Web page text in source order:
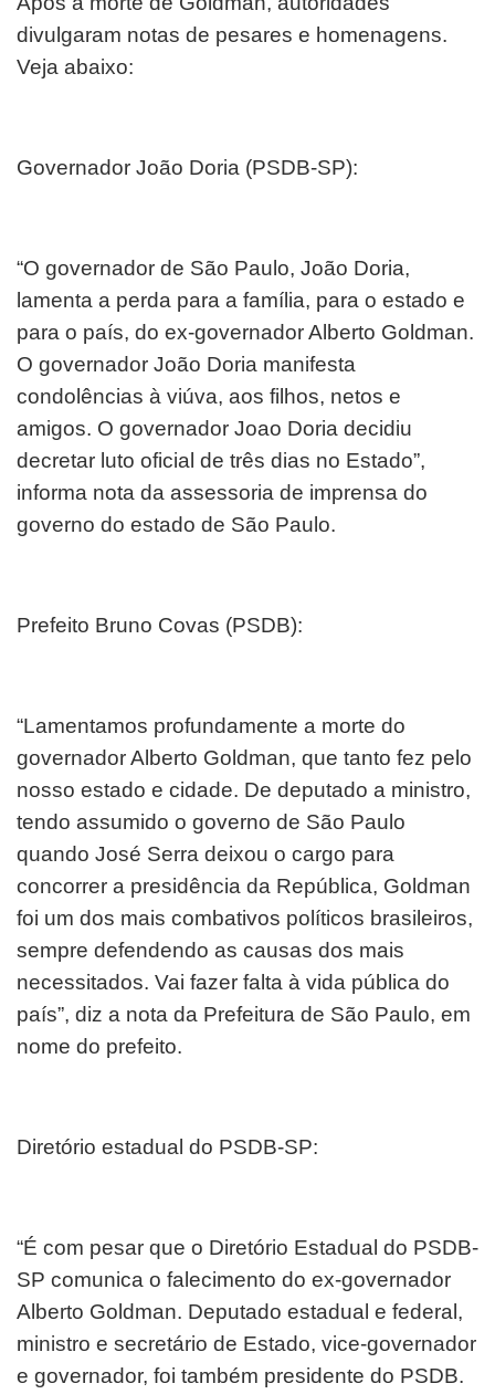
divulgaram notas de pesares e homenagens.
Veja abaixo:
Governador João Doria (PSDB-SP):
“O governador de São Paulo, João Doria,
lamenta a perda para a família, para o estado e
para o país, do ex-governador Alberto Goldman.
O governador João Doria manifesta
condolências à viúva, aos filhos, netos e
amigos. O governador Joao Doria decidiu
decretar luto oficial de três dias no Estado”,
informa nota da assessoria de imprensa do
governo do estado de São Paulo.
Prefeito Bruno Covas (PSDB):
“Lamentamos profundamente a morte do
governador Alberto Goldman, que tanto fez pelo
nosso estado e cidade. De deputado a ministro,
tendo assumido o governo de São Paulo
quando José Serra deixou o cargo para
concorrer a presidência da República, Goldman
foi um dos mais combativos políticos brasileiros,
sempre defendendo as causas dos mais
necessitados. Vai fazer falta à vida pública do
país”, diz a nota da Prefeitura de São Paulo, em
nome do prefeito.
Diretório estadual do PSDB-SP:
“É com pesar que o Diretório Estadual do PSDB-
SP comunica o falecimento do ex-governador
Alberto Goldman. Deputado estadual e federal,
ministro e secretário de Estado, vice-governador
e governador, foi também presidente do PSDB.